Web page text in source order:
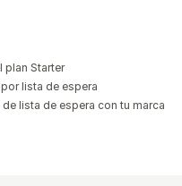
de pago
Pagos parciales
de pagos
plan Starter
lista de espera
lista de espera con tu marca